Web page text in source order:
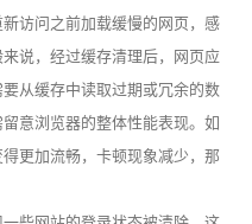
访问之前加载缓慢的网页，感
说，经过缓存清理后，网页应
从缓存中读取过期或冗余的数
意浏览器的整体性能表现。如
更加流畅，卡顿现象减少，那